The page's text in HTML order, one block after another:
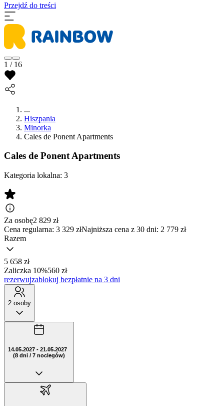
Przejdź do treści
1 / 16
...
Hiszpania
Minorka
Cales de Ponent Apartments
Cales de Ponent Apartments
Kategoria lokalna: 3
Za osobę2 829 zł
Cena regularna: 3 329 złNajniższa cena z 30 dni: 2 779 zł
Razem
5 658 zł
Zaliczka 10%560 zł
rezerwujzablokuj bezpłatnie na 3 dni
2 osoby
14.05.2027 - 21.05.2027
(8 dni / 7 noclegów)